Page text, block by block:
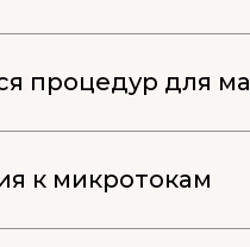
процедур для
к микротокам